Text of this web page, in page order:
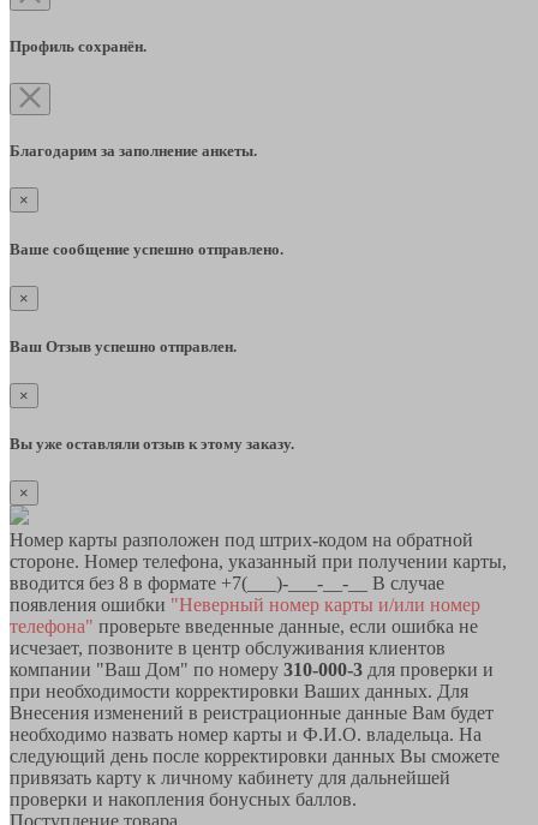
Профиль сохранён.
Благодарим за заполнение анкеты.
×
Ваше сообщение успешно отправлено.
×
Ваш Отзыв успешно отправлен.
×
Вы уже оставляли отзыв к этому заказу.
×
Номер карты разположен под штрих-кодом на обратной
стороне. Номер телефона, указанный при получении карты,
вводится без 8 в формате +7(___)-___-__-__ В случае
появления ошибки "Неверный номер карты и/или номер
телефона" проверьте введенные данные, если ошибка не
исчезает, позвоните в центр обслуживания клиентов
компании "Ваш Дом" по номеру 310-000-3 для проверки и
при необходимости корректировки Ваших данных. Для
Внесения изменений в реистрационные данные Вам будет
необходимо назвать номер карты и Ф.И.О. владельца. На
следующий день после корректировки данных Вы сможете
привязать карту к личному кабинету для дальнейшей
проверки и накопления бонусных баллов.